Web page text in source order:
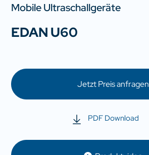
Mobile Ultraschallgeräte
EDAN U60
Jetzt Preis anfragen
PDF Download